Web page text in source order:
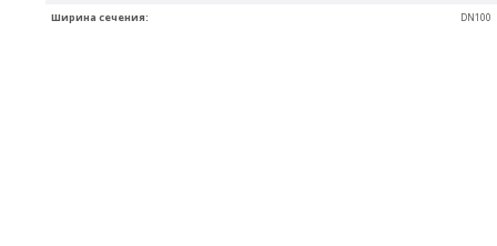
Ширина сечения: DN100